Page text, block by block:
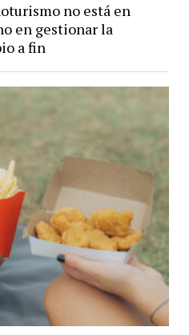
no está en
en gestionar la
a fin